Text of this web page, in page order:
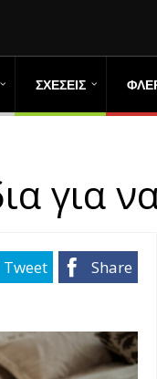
ΣΧΕΣΕΙΣ
για
Share
Tweet